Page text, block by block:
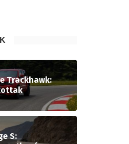
Trackhawk:
S: